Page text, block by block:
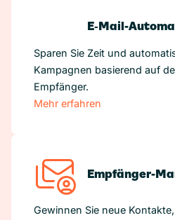
E‑Mail-
Sparen Sie Zeit und
Kampagnen basierend auf
Empfänger.
Mehr erfahren
Empfänger-
Gewinnen Sie neue